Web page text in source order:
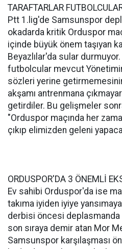
TARAFTARLAR
Ptt 1.lig'de Samsunspor
okadarda kritik Orduspor
içinde büyük önem taşıyan
Beyazlılar'da sular
futbolcular mevcut
sözleri yerine
akşamı antrenmana
getirdiler. Bu gelişmeler
"Orduspor maçında her
çıkıp elimizden geleni
ORDUSPOR'DA 3 ÖNEMLİ
Ev sahibi Orduspor'da ise
takıma iyiden iyiye
derbisi öncesi
son sıraya demir atan Mor
Samsunspor karşılaşması